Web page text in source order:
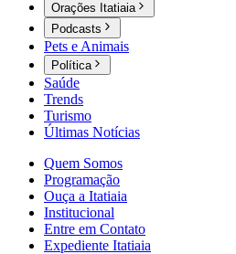
Orações Itatiaia
Podcasts
Pets e Animais
Política
Saúde
Trends
Turismo
Últimas Notícias
Quem Somos
Programação
Ouça a Itatiaia
Institucional
Entre em Contato
Expediente Itatiaia